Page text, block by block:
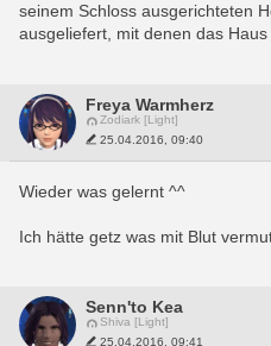
seinem Schloss ausgerichteten
ausgeliefert, mit denen das
Freya Warmherz
Zodiark [Light]
25.04.2016, 09:40
Wieder was gelernt ^^
Ich hätte getz was mit Blut
Senn'to Kea
Shiva [Light]
25.04.2016, 09:41